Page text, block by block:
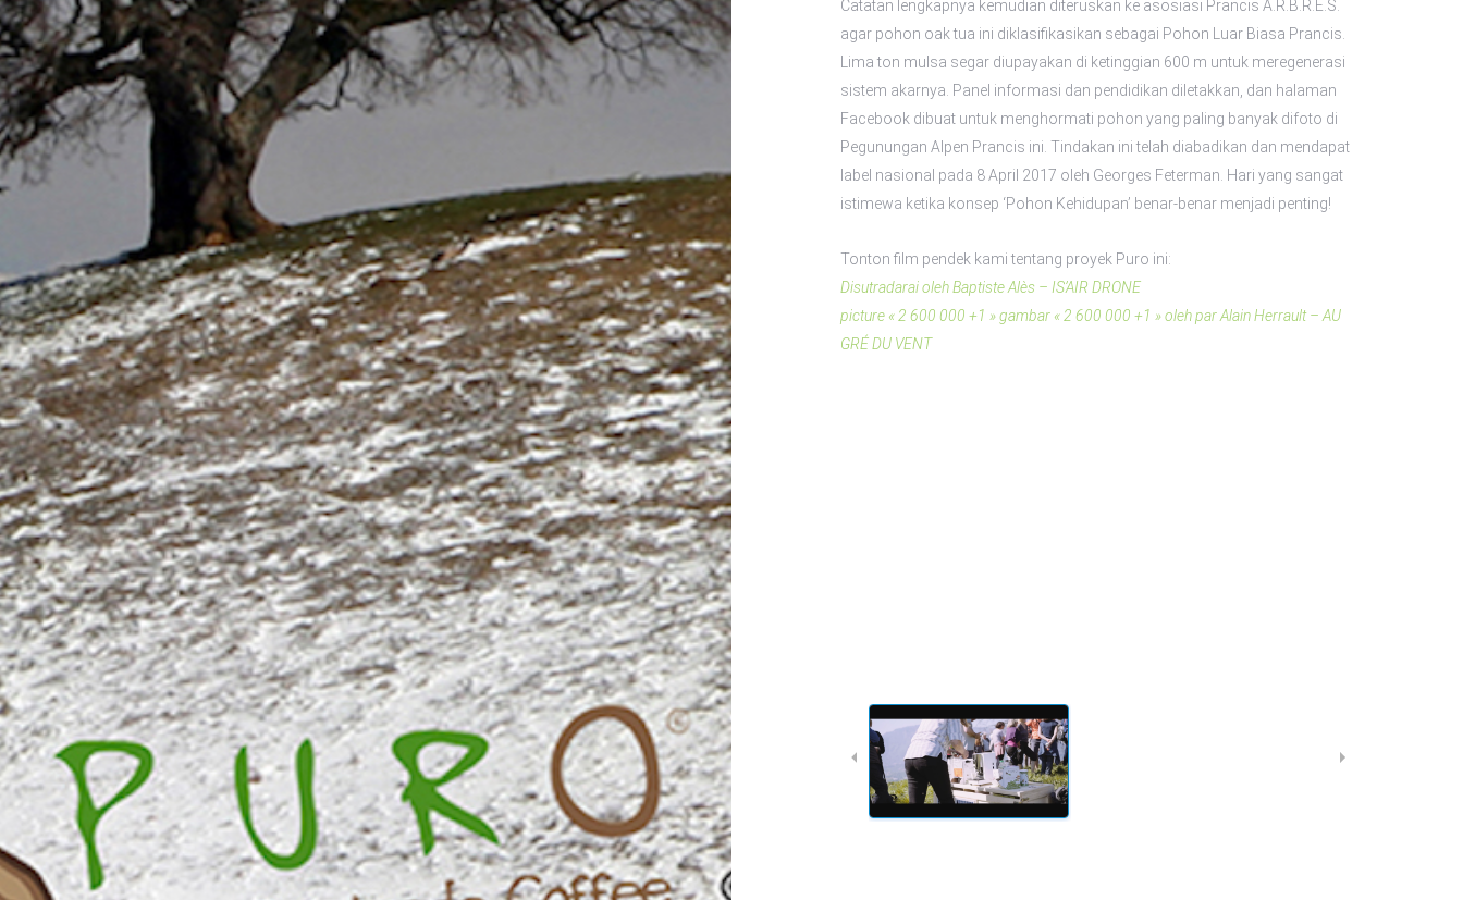
Catatan lengkapnya kemudian diteruskan ke asosiasi Prancis A.R.B.R.E.S.
agar pohon oak tua ini diklasifikasikan sebagai Pohon Luar Biasa Prancis.
Lima ton mulsa segar diupayakan di ketinggian 600 m untuk meregenerasi
sistem akarnya. Panel informasi dan pendidikan diletakkan, dan halaman
Facebook dibuat untuk menghormati pohon yang paling banyak difoto di
Pegunungan Alpen Prancis ini. Tindakan ini telah diabadikan dan mendapat
label nasional pada 8 April 2017 oleh Georges Feterman. Hari yang sangat
istimewa ketika konsep ‘Pohon Kehidupan’ benar-benar menjadi penting!
Tonton film pendek kami tentang proyek Puro ini:
Disutradarai oleh Baptiste Alès – IS’AIR DRONE
picture « 2 600 000 +1 » gambar « 2 600 000 +1 » oleh par Alain Herrault – AU
GRÉ DU VENT